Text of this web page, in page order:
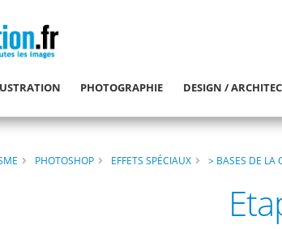
PHOTOGRAPHIE DESIGN /
PHOTOSHOP EFFETS SPÉCIAUX > BASES DE LA